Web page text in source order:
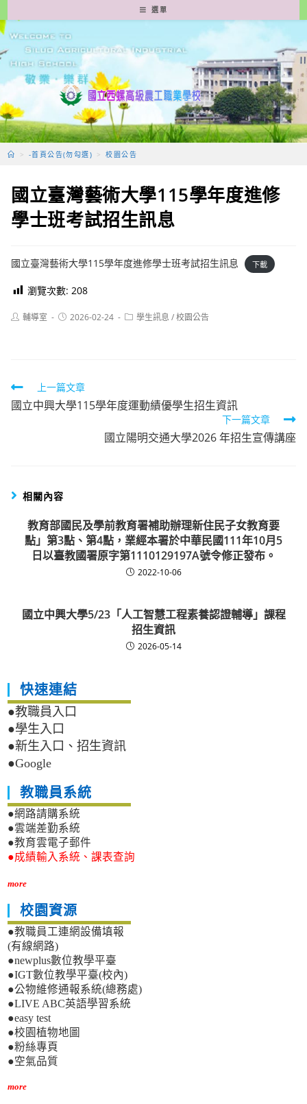
轉
至
要
容
選單
> -首頁公告(勿勾選) > 校園公告
國立臺灣藝術大學115學年度進修
學士班考試招生訊息
國立臺灣藝術大學115學年度進修學士班考試招生訊息 下載
瀏覽次數: 208
Post輔導室
Post2026-02-24
Post學生訊息 /校園公告
Read
more
上一篇文章
國立中興大學115學年度運動績優學生招生資訊
下一篇文章
國立陽明交通大學2026 年招生宣傳講座
相關內容
教育部國民及學前教育署補助辦理新住民子女教育要
點」第3點、第4點，業經本署於中華民國111年10月5
日以臺教國署原字第1110129197A號令修正發布。
2022-10-06
國立中興大學5/23「人工智慧工程素養認證輔導」課程
招生資訊
2026-05-14
快速連結
●教職員入口
●學生入口
●新生入口、招生資訊
●Google
教職員系統
●網路請購系統
●雲端差勤系統
●教育雲電子郵件
●成績輸入系統、課表查詢
more
校園資源
●教職員工連網設備填報
(有線網路)
●newplus數位教學平臺
●IGT數位教學平臺(校內)
●公物維修通報系統(總務處)
●LIVE ABC英語學習系統
●easy test
●校園植物地圖
●粉絲專頁
●空氣品質
more